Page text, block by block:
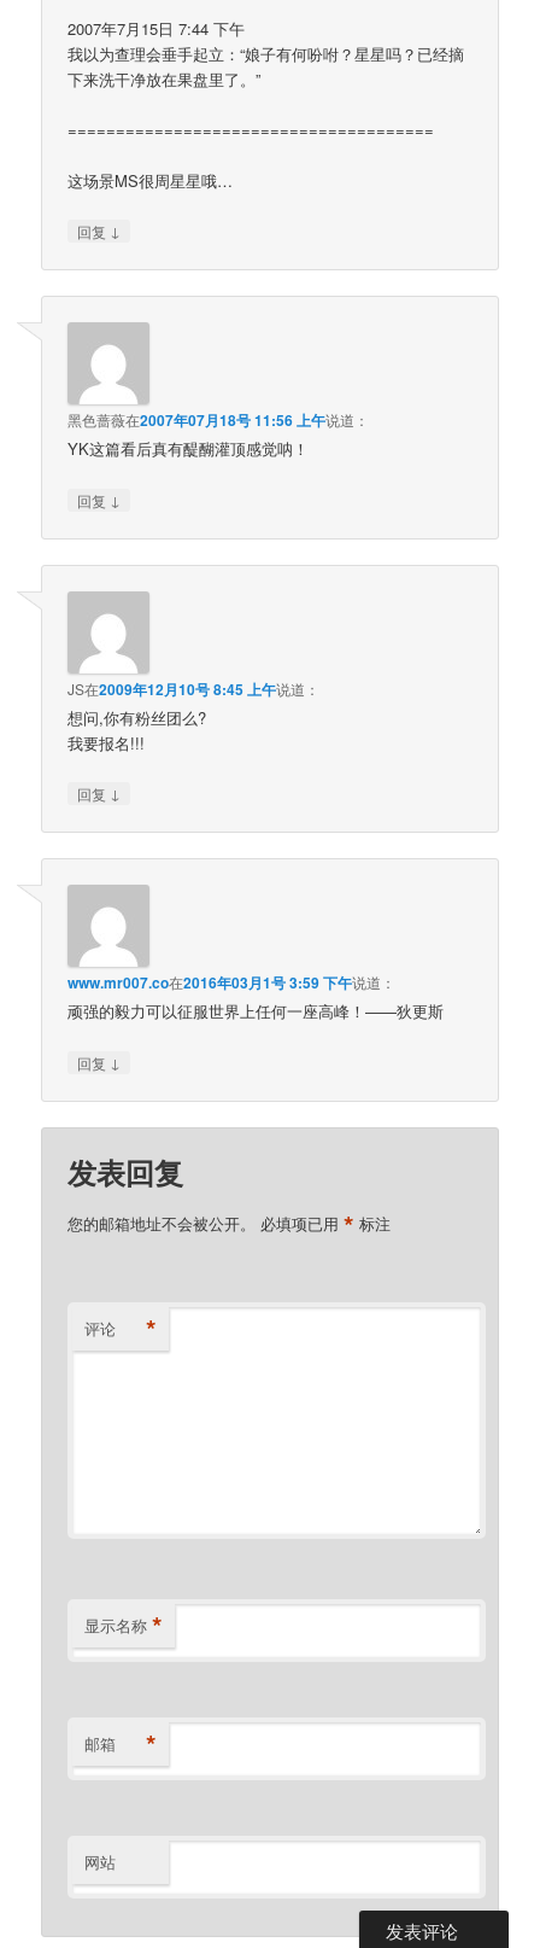
2007年7月15日 7:44 下午
我以为查理会垂手起立：“娘子有何吩咐？星星吗？已经摘
下来洗干净放在果盘里了。”
======================================
这场景MS很周星星哦…
回复 ↓
黑色蔷薇在2007年07月18号 11:56 上午说道：
YK这篇看后真有醍醐灌顶感觉呐！
回复 ↓
JS在2009年12月10号 8:45 上午说道：
想问,你有粉丝团么?
我要报名!!!
回复 ↓
www.mr007.co在2016年03月1号 3:59 下午说道：
顽强的毅力可以征服世界上任何一座高峰！——狄更斯
回复 ↓
发表回复
您的邮箱地址不会被公开。 必填项已用* 标注
评论 *
显示名称 *
邮箱 *
网站